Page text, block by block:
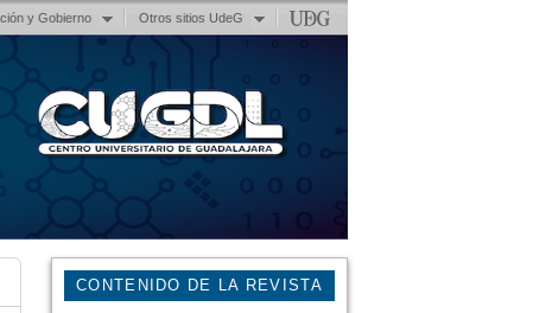
y Gobierno Otros sitios UdeG
CONTENIDO DE LA REVISTA